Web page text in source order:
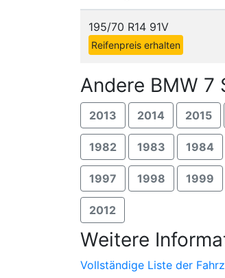
195/70 R14 91V
Reifenpreis erhalten
Andere BMW 7
2013 2014 2015
1982 1983 1984
1997 1998 1999
2012
Weitere
Vollständige Liste der